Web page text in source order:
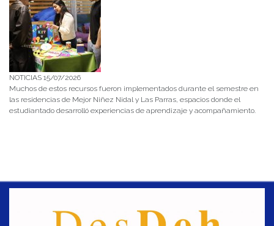
NOTICIAS 15/07/2026
Muchos de estos recursos fueron implementados durante el semestre en
las residencias de Mejor Niñez Nidal y Las Parras, espacios donde el
estudiantado desarrolló experiencias de aprendizaje y acompañamiento.